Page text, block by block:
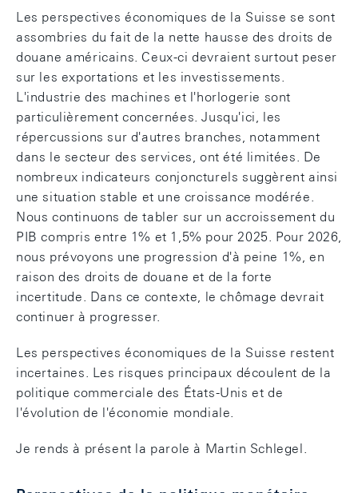
Les perspectives économiques de la Suisse se sont
assombries du fait de la nette hausse des droits de
douane américains. Ceux-ci devraient surtout peser
sur les exportations et les investissements.
L'industrie des machines et l'horlogerie sont
particulièrement concernées. Jusqu'ici, les
répercussions sur d'autres branches, notamment
dans le secteur des services, ont été limitées. De
nombreux indicateurs conjoncturels suggèrent ainsi
une situation stable et une croissance modérée.
Nous continuons de tabler sur un accroissement du
PIB compris entre 1% et 1,5% pour 2025. Pour 2026,
nous prévoyons une progression d'à peine 1%, en
raison des droits de douane et de la forte
incertitude. Dans ce contexte, le chômage devrait
continuer à progresser.
Les perspectives économiques de la Suisse restent
incertaines. Les risques principaux découlent de la
politique commerciale des États-Unis et de
l'évolution de l'économie mondiale.
Je rends à présent la parole à Martin Schlegel.